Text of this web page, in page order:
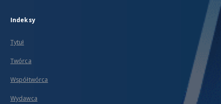
Indeksy
Tytuł
Twórca
Współtwórca
Wydawca